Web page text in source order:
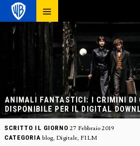
ANIMALI FANTASTICI: I CRIMINI DI
DISPONIBILE PER IL DIGITAL
SCRITTO IL GIORNO 27 Febbraio 2019
CATEGORIA blog, Digitale, FILM